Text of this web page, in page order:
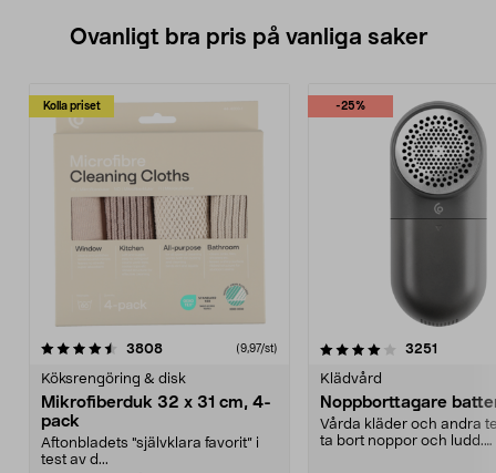
Ovanligt bra pris på vanliga saker
Kolla priset
3808recensioner (9,97/st)
Köksrengöring & disk
Mikrofiberduk 32 x 31 cm, 4-
pack
Aftonbladets "självklara favorit” i
test av d...
-25%
4.0av 5 stjärnor 3251
Klädvård
Noppborttagare
Vårda kläder och andra
ta bort noppor och ludd.
4.5av 5 stjärnor